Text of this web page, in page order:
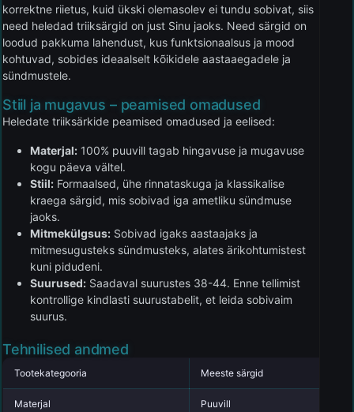
korrektne riietus, kuid ükski olemasolev ei tundu sobivat, siis
need heledad triiksärgid on just Sinu jaoks. Need särgid on
loodud pakkuma lahendust, kus funktsionaalsus ja mood
kohtuvad, sobides ideaalselt kõikidele aastaaegadele ja
sündmustele.
Stiil ja mugavus – peamised omadused
Heledate triiksärkide peamised omadused ja eelised:
Materjal: 100% puuvill tagab hingavuse ja mugavuse
kogu päeva vältel.
Stiil: Formaalsed, ühe rinnataskuga ja klassikalise
kraega särgid, mis sobivad iga ametliku sündmuse
jaoks.
Mitmekülgsus: Sobivad igaks aastaajaks ja
mitmesugusteks sündmusteks, alates ärikohtumistest
kuni pidudeni.
Suurused: Saadaval suurustes 38-44. Enne tellimist
kontrollige kindlasti suurustabelit, et leida sobivaim
suurus.
Tehnilised andmed
Tootekategooria Meeste särgid
Materjal Puuvill